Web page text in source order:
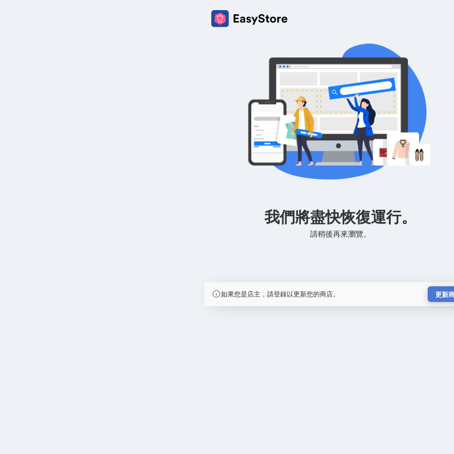
我們將盡快恢復運行。
請稍後再來瀏覽。
如果您是店主，請登錄以更新您的商店。 更新